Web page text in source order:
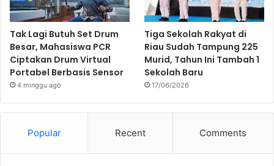
Tak Lagi Butuh Set Drum
Besar, Mahasiswa PCR
Ciptakan Drum Virtual
Portabel Berbasis Sensor
4 minggu ago
Tiga Sekolah Rakyat di
Riau Sudah Tampung 225
Murid, Tahun Ini Tambah 1
Sekolah Baru
17/06/2026
Popular Recent Comments